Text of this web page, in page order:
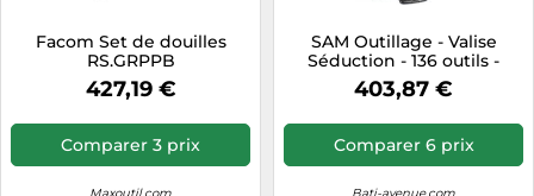
Tondeuses cheveux & barbe
Téléphonie
Téléviseurs
Télévision & vidéo
Facom Set de douilles
RS.GRPPB
427,19 €
Comparer 3 prix
Maxoutil.com
SAM Outillage - Valise
Séduction - 136 outils -
CP136NZ
403,87 €
Comparer 6 prix
Bati-avenue.com